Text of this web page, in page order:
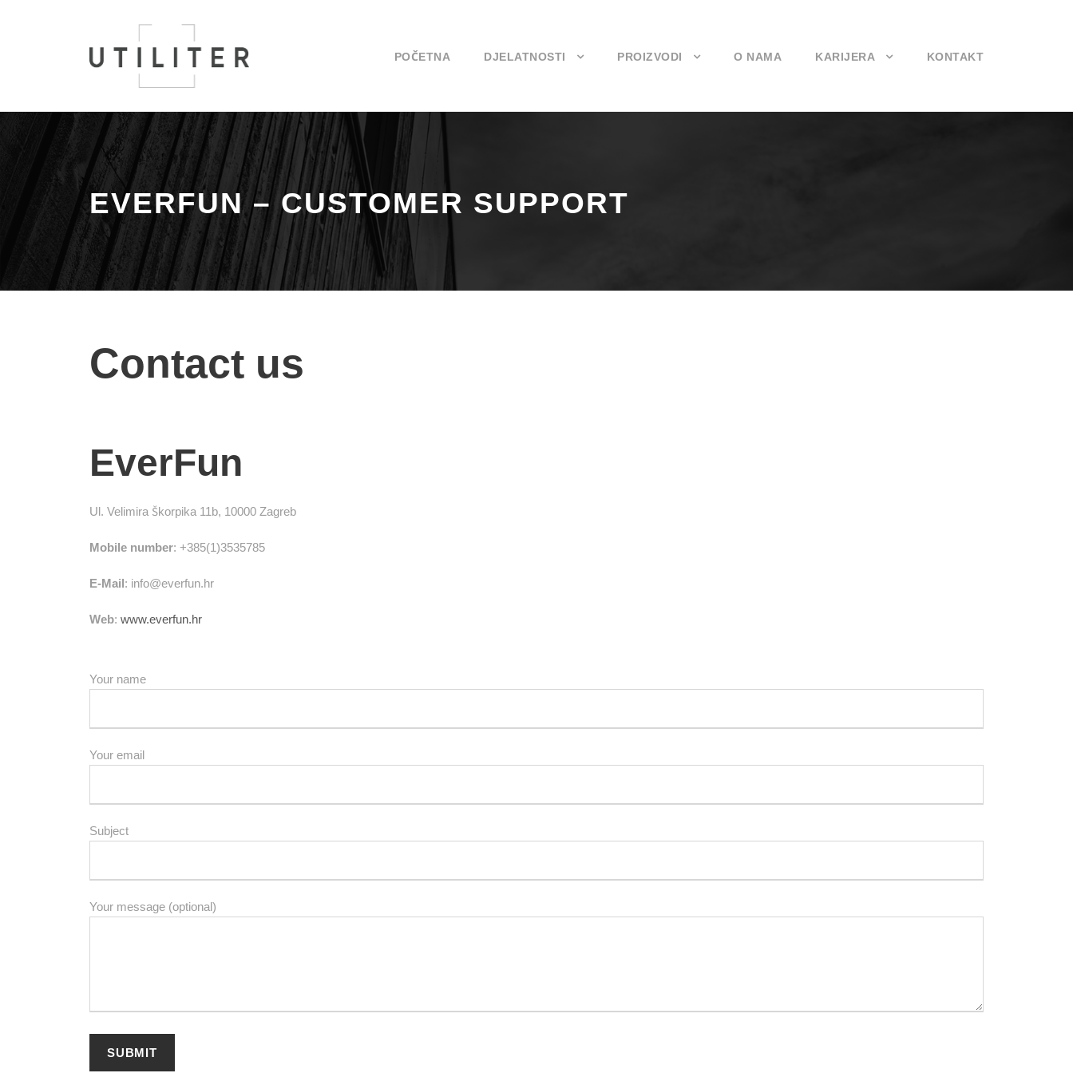
POČETNA DJELATNOSTI PROIZVODI O NAMA KARIJERA KONTAKT
EVERFUN – CUSTOMER SUPPORT
Contact us
EverFun
Ul. Velimira Škorpika 11b, 10000 Zagreb
Mobile number: +385(1)3535785
E-Mail: info@everfun.hr
Web: www.everfun.hr
Your name
Your email
Subject
Your message (optional)